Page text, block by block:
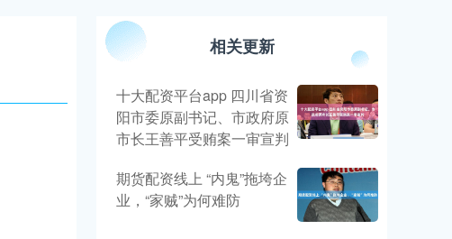
相关更新
十大配资平台app 四川省资
阳市委原副书记、市政府原
市长王善平受贿案一审宣判
期货配资线上 “内鬼”拖垮企
业，“家贼”为何难防